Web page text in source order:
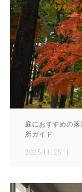
庭におすすめの
所ガイド
2025.11.25